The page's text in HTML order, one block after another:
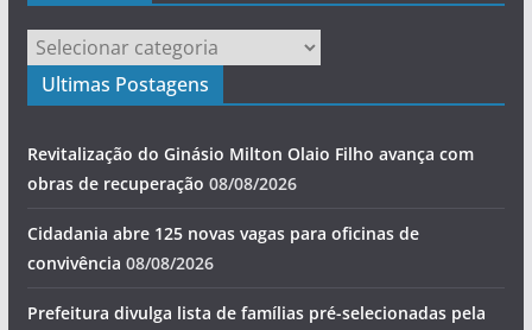
Categorias
Ultimas Postagens
Revitalização do Ginásio Milton Olaio Filho avança com
obras de recuperação 08/08/2026
Cidadania abre 125 novas vagas para oficinas de
convivência 08/08/2026
Prefeitura divulga lista de famílias pré-selecionadas pela